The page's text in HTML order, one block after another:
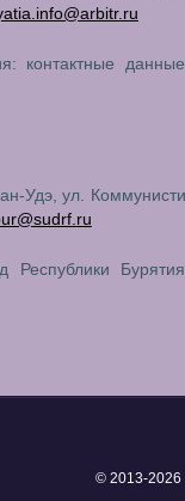
контактные
Удэ, ул.
Республики
© 2013-2026